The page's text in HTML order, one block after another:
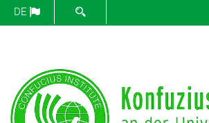
DE SUCHFORMULAR ÖFFNEN